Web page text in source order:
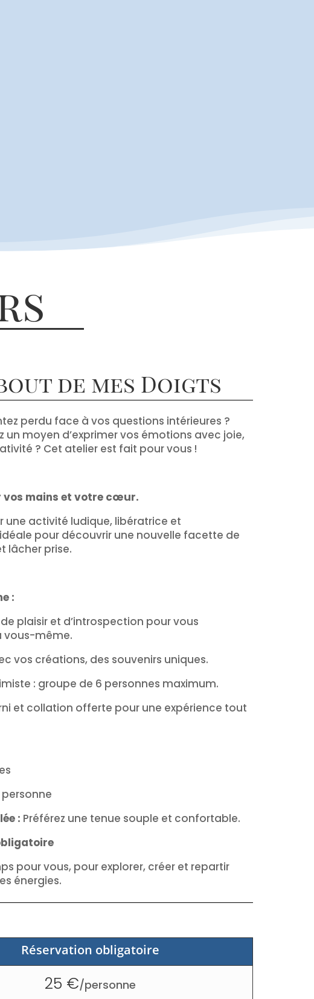
de mes Doigts
perdu face à vos questions intérieures ?
un moyen d’exprimer vos émotions avec joie,
? Cet atelier est fait pour vous !
vos mains et votre cœur.
une activité ludique, libératrice et
pour découvrir une nouvelle facette de
lâcher prise.
:
plaisir et d’introspection pour vous
vous-même.
vos créations, des souvenirs uniques.
: groupe de 6 personnes maximum.
et collation offerte pour une expérience tout
: Préférez une tenue souple et confortable.
pour vous, pour explorer, créer et repartir
énergies.
Réservation obligatoire
25 /personne